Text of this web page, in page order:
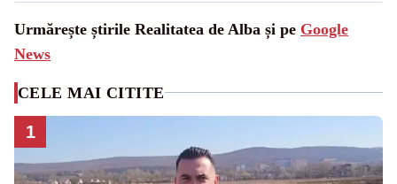
Urmărește știrile Realitatea de Alba și pe Google
News
CELE MAI CITITE
1